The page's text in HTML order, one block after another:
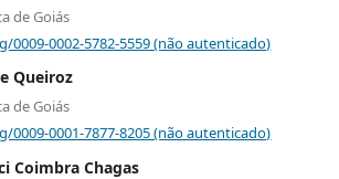
de Goiás
0002-5782-5559 (não autenticado)
Queiroz
de Goiás
0001-7877-8205 (não autenticado)
Coimbra Chagas